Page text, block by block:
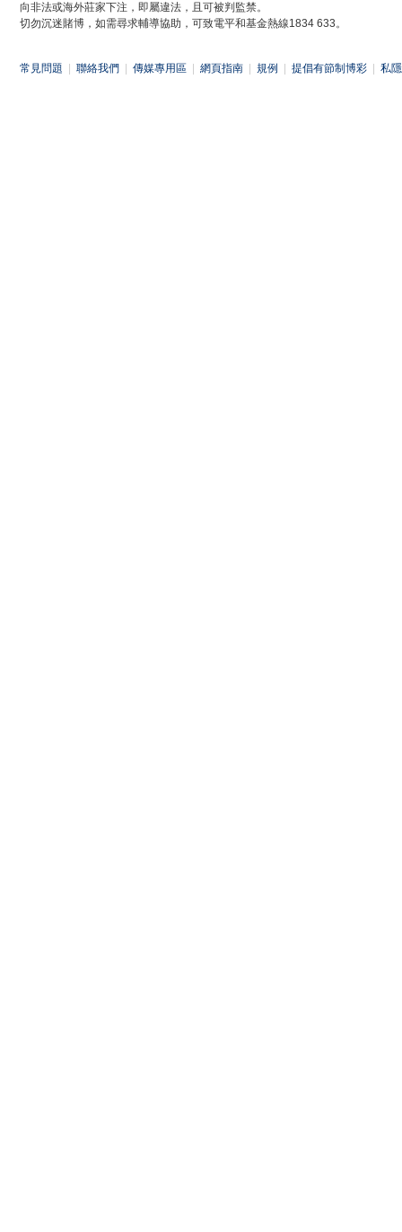
向非法或海外莊家下注，即屬違法，且可被判監禁。
切勿沉迷賭博，如需尋求輔導協助，可致電平和基金熱線1834 633。
常見問題 聯絡我們 傳媒專用區 網頁指南 規例 提倡有節制博彩 私